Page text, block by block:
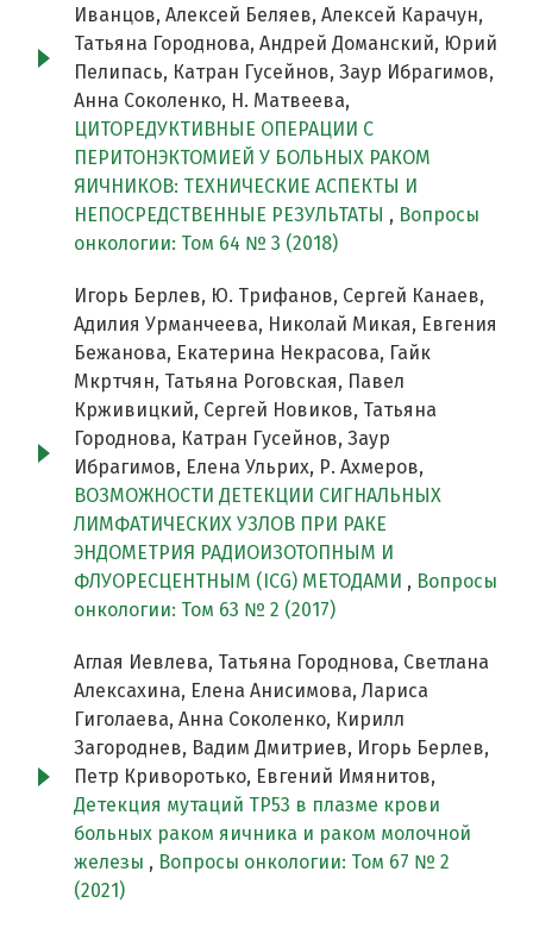
Иванцов, Алексей Беляев, Алексей Карачун,
Татьяна Городнова, Андрей Доманский, Юрий
Пелипась, Катран Гусейнов, Заур Ибрагимов,
Анна Соколенко, Н. Матвеева,
ЦИТОРЕДУКТИВНЫЕ ОПЕРАЦИИ С
ПЕРИТОНЭКТОМИЕЙ У БОЛЬНЫХ РАКОМ
ЯИЧНИКОВ: ТЕХНИЧЕСКИЕ АСПЕКТЫ И
НЕПОСРЕДСТВЕННЫЕ РЕЗУЛЬТАТЫ , Вопросы
онкологии: Том 64 № 3 (2018)
Игорь Берлев, Ю. Трифанов, Сергей Канаев,
Адилия Урманчеева, Николай Микая, Евгения
Бежанова, Екатерина Некрасова, Гайк
Мкртчян, Татьяна Роговская, Павел
Крживицкий, Сергей Новиков, Татьяна
Городнова, Катран Гусейнов, Заур
Ибрагимов, Елена Ульрих, Р. Ахмеров,
ВОЗМОЖНОСТИ ДЕТЕКЦИИ СИГНАЛЬНЫХ
ЛИМФАТИЧЕСКИХ УЗЛОВ ПРИ РАКЕ
ЭНДОМЕТРИЯ РАДИОИЗОТОПНЫМ И
ФЛУОРЕСЦЕНТНЫМ (ICG) МЕТОДАМИ , Вопросы
онкологии: Том 63 № 2 (2017)
Аглая Иевлева, Татьяна Городнова, Светлана
Алексахина, Елена Анисимова, Лариса
Гиголаева, Анна Соколенко, Кирилл
Загороднев, Вадим Дмитриев, Игорь Берлев,
Петр Криворотько, Евгений Имянитов,
Детекция мутаций TP53 в плазме крови
больных раком яичника и раком молочной
железы , Вопросы онкологии: Том 67 № 2
(2021)